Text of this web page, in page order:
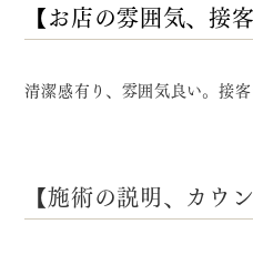
【お店の雰囲気、接
清潔感有り、雰囲気良い。接客
【施術の説明、カウ